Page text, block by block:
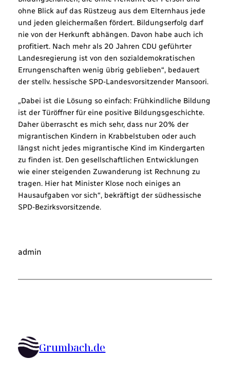
ohne Blick auf das Rüstzeug aus dem Elternhaus jede
und jeden gleichermaßen fördert. Bildungserfolg darf
nie von der Herkunft abhängen. Davon habe auch ich
profitiert. Nach mehr als 20 Jahren CDU geführter
Landesregierung ist von den sozialdemokratischen
Errungenschaften wenig übrig geblieben“, bedauert
der stellv. hessische SPD-Landesvorsitzender Mansoori.
„Dabei ist die Lösung so einfach: Frühkindliche Bildung
ist der Türöffner für eine positive Bildungsgeschichte.
Daher überrascht es mich sehr, dass nur 20% der
migrantischen Kindern in Krabbelstuben oder auch
längst nicht jedes migrantische Kind im Kindergarten
zu finden ist. Den gesellschaftlichen Entwicklungen
wie einer steigenden Zuwanderung ist Rechnung zu
tragen. Hier hat Minister Klose noch einiges an
Hausaufgaben vor sich“, bekräftigt der südhessische
SPD-Bezirksvorsitzende.
admin
Grumbach.de